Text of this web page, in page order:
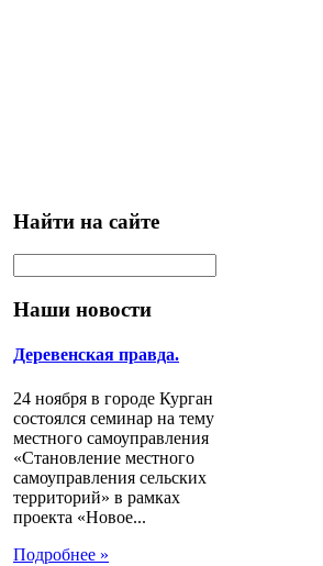
Найти на сайте
Наши новости
Деревенская правда.
24 ноября в городе Курган
состоялся семинар на тему
местного самоуправления
«Становление местного
самоуправления сельских
территорий» в рамках
проекта «Новое...
Подробнее »